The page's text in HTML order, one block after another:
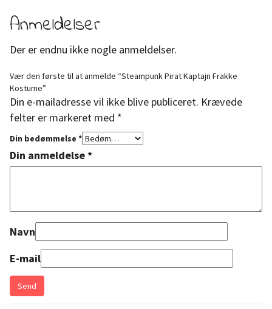
Anmeldelser
Der er endnu ikke nogle anmeldelser.
Vær den første til at anmelde “Steampunk Pirat Kaptajn Frakke
Kostume”
Din e-mailadresse vil ikke blive publiceret. Krævede
felter er markeret med *
Din bedømmelse *
Din anmeldelse*
Navn
E-mail